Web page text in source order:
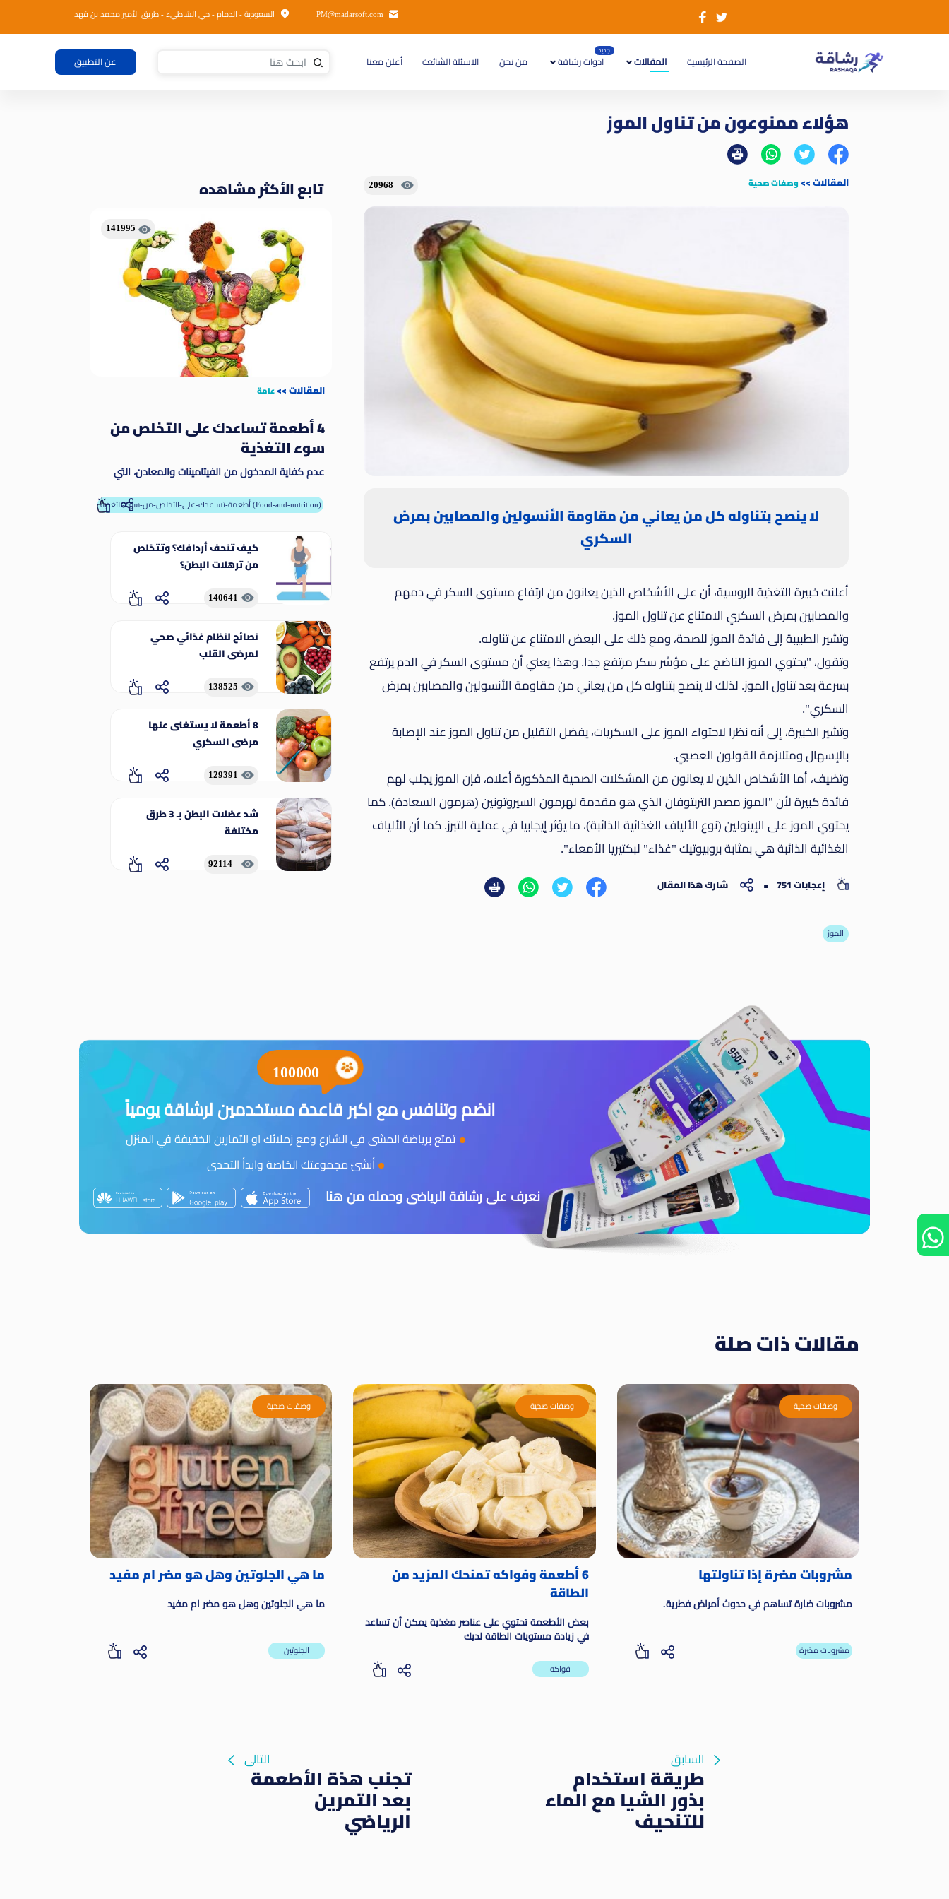
PM@madarsoft.com السعودية - الدمام - حي الشاطيء - طريق الأمير محمد بن فهد
الصفحة الرئيسية
(current) المقالات
جديد
ادوات رشاقة من نحن الاسئلة الشائعة أعلن معنا عن التطبيق
هؤلاء ممنوعون من تناول الموز
المقالات>>وصفات صحية 20968
لا ينصح بتناوله كل من يعاني من مقاومة الأنسولين والمصابين بمرض
السكري
أعلنت خبيرة التغذية الروسية، أن على الأشخاص الذين يعانون من ارتفاع مستوى السكر في دمهم
والمصابين بمرض السكري الامتناع عن تناول الموز.
وتشير الطبيبة إلى فائدة الموز للصحة، ومع ذلك على البعض الامتناع عن تناوله.
وتقول، "يحتوي الموز الناضج على مؤشر سكر مرتفع جدا. وهذا يعني أن مستوى السكر في الدم يرتفع
بسرعة بعد تناول الموز. لذلك لا ينصح بتناوله كل من يعاني من مقاومة الأنسولين والمصابين بمرض
السكري".
وتشير الخبيرة، إلى أنه نظرا لاحتواء الموز على السكريات، يفضل التقليل من تناول الموز عند الإصابة
بالإسهال ومتلازمة القولون العصبي.
وتضيف، أما الأشخاص الذين لا يعانون من المشكلات الصحية المذكورة أعلاه، فإن الموز يجلب لهم
فائدة كبيرة لأن "الموز مصدر التربتوفان الذي هو مقدمة لهرمون السيروتونين (هرمون السعادة). كما
يحتوي الموز على الإينولين (نوع الألياف الغذائية الذائبة)، ما يؤثر إيجابيا في عملية التبرز. كما أن الألياف
الغذائية الذائبة هي بمثابة بروبيوتيك "غذاء" لبكتيريا الأمعاء".
إعجابات 751 شارك هذا المقال
الموز
تابع الأكثر مشاهده
141995
المقالات>>عامة
4 أطعمة تساعدك على التخلص من
سوء التغذية
عدم كفاية المدخول من الفيتامينات والمعادن، التي
المغذيات الدقيقة الجسم من إنتاج الإنزيمات والهرمونات
وغيرها من المواد اللازمة للنمو والنماء على نحو ملائم
أطعمة-تساعدك-على-التخلص-من-سوء-التغذية (Food-and-nutrition)
كيف تنحف أردافك؟ وتتخلص
من ترهلات البطن؟
140641
نصائح لنظام غذائي صحي
لمرضى القلب
138525
8 أطعمة لا يستغنى عنها
مرضى السكري
129391
شد عضلات البطن بـ 3 طرق
مختلفة
92114
100000
انضم وتنافس مع اكبر قاعدة مستخدمين لرشاقة يومياً
تمتع برياضة المشى في الشارع ومع زملائك او التمارين الخفيفة في المنزل
أنشئ مجموعتك الخاصة وابدأ التحدى
نعرف على رشاقة الرياضى وحمله من هنا
مقالات ذات صلة
وصفات صحية
مشروبات مضرة إذا تناولتها
مشروبات ضارة تساهم في حدوث أمراض فطرية.
مشروبات مضرة
وصفات صحية
6 أطعمة وفواكه تمنحك المزيد من
الطاقة
بعض الأطعمة تحتوي على عناصر مغذية يمكن أن تساعد
في زيادة مستويات الطاقة لديك
فواكه
وصفات صحية
ما هي الجلوتين وهل هو مضر ام مفيد
ما هي الجلوتين وهل هو مضر ام مفيد
الجلوتين
السابق
طريقة استخدام
بذور الشيا مع الماء
للتنحيف
التالى
تجنب هذة الأطعمة
بعد التمرين
الرياضي